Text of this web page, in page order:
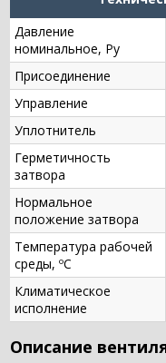
Давление
номинальное, Ру
Присоединение
Управление
Уплотнитель
Герметичность
затвора
Нормальное
положение затвора
Температура рабочей
среды, ºС
Климатическое
исполнение
Описание